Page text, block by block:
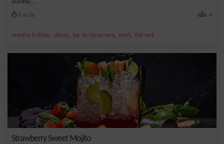
menthe,...
Facile 4
menthe fraîche, citron, jus de citron vert, miel , thé vert
Strawberry Sweet Mojito